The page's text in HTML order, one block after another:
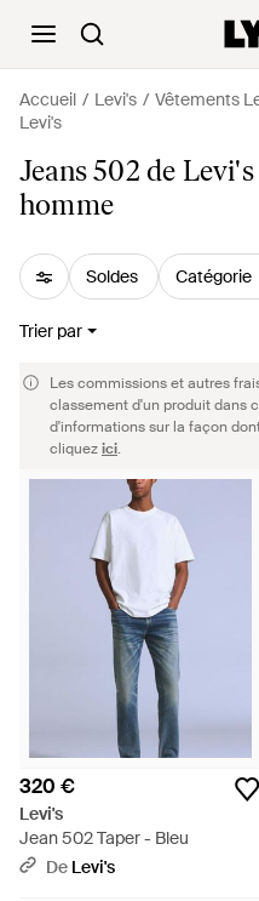
Accueil Levi's Vêtements
Levi's
Jeans 502 de
homme
Soldes Catégorie
Trier par
Les commissions et autres
classement d'un produit dans
d'informations sur la façon
cliquezici.
320 €
Levi's
Jean 502 Taper - Bleu
De Levi's